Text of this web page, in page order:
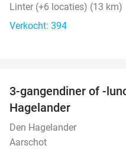
Linter (+6 locaties) (13 km)
Verkocht: 394
3-gangendiner of -
Hagelander
Den Hagelander
Aarschot